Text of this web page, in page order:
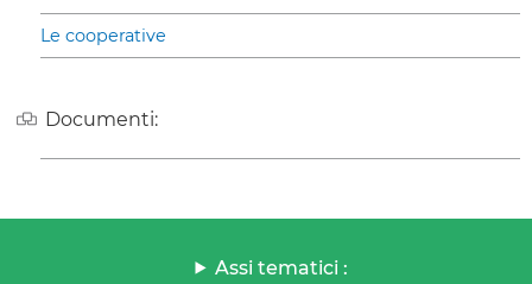
Le cooperative
Documenti:
Assi tematici :